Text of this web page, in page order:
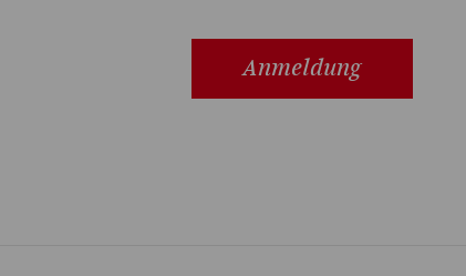
Anmeldung